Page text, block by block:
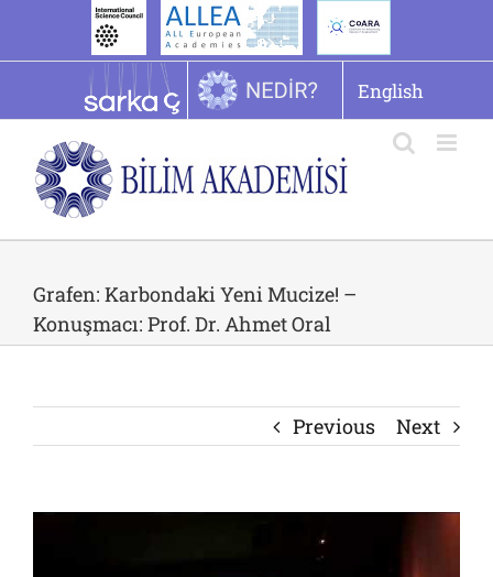
English
Grafen: Karbondaki Yeni Mucize! –
Konuşmacı: Prof. Dr. Ahmet Oral
Previous Next